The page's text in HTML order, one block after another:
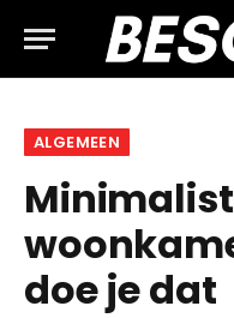
ALGEMEEN
doe je dat